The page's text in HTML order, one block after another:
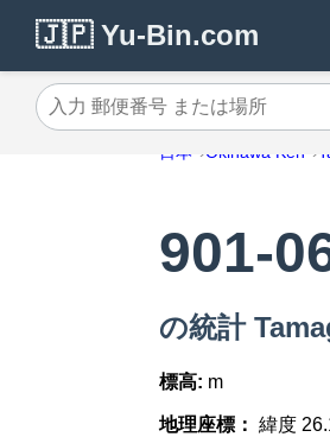
🇯🇵 Yu-Bin.com
入力 郵便番号 または場所
日本 Okinawa Ken
901-
の統計
標高: m
地理座標： 緯度